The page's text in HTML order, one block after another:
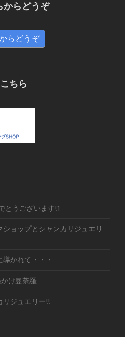
からどうぞ
らどうぞ
ちら
とうございます!1
ョップとシャンカリジュエリ
かれて・・・
け曼荼羅
リジュエリー!!